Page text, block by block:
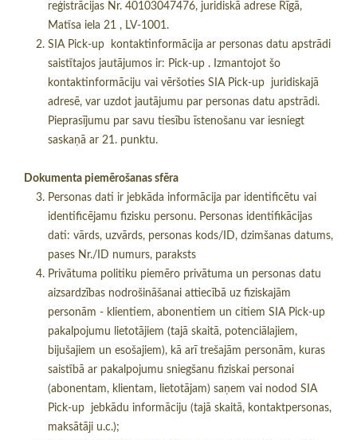
reģistrācijas Nr. 40103047476, juridiskā adrese Rīgā,
Matīsa iela 21 , LV-1001.
SIA Pick-up kontaktinformācija ar personas datu apstrādi
saistītajos jautājumos ir: Pick-up . Izmantojot šo
kontaktinformāciju vai vēršoties SIA Pick-up juridiskajā
adresē, var uzdot jautājumu par personas datu apstrādi.
Pieprasījumu par savu tiesību īstenošanu var iesniegt
saskaņā ar 21. punktu.
Dokumenta piemērošanas sfēra
Personas dati ir jebkāda informācija par identificētu vai
identificējamu fizisku personu. Personas identifikācijas
dati: vārds, uzvārds, personas kods/ID, dzimšanas datums,
pases Nr./ID numurs, paraksts
Privātuma politiku piemēro privātuma un personas datu
aizsardzības nodrošināšanai attiecībā uz fiziskajām
personām - klientiem, abonentiem un citiem SIA Pick-up
pakalpojumu lietotājiem (tajā skaitā, potenciālajiem,
bijušajiem un esošajiem), kā arī trešajām personām, kuras
saistībā ar pakalpojumu sniegšanu fiziskai personai
(abonentam, klientam, lietotājam) saņem vai nodod SIA
Pick-up jebkādu informāciju (tajā skaitā, kontaktpersonas,
maksātāji u.c.);